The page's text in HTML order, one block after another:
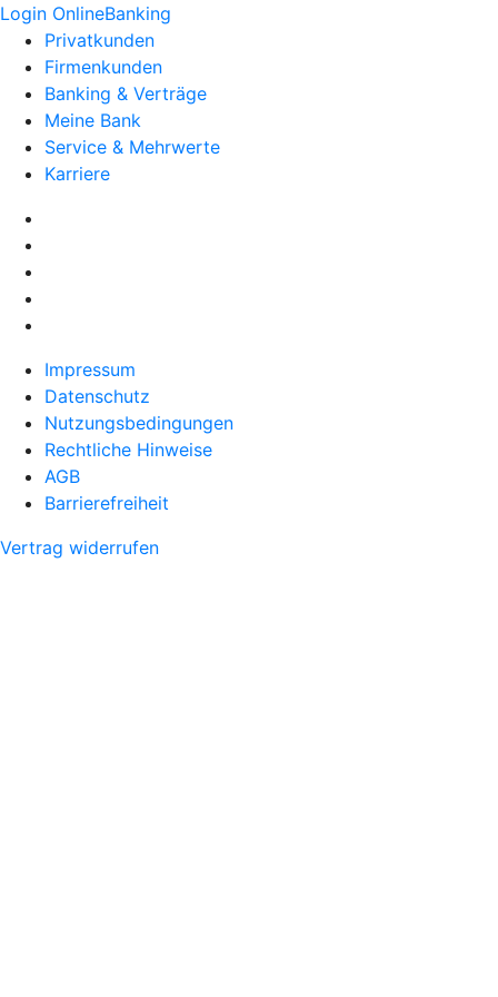
Login OnlineBanking
Privatkunden
Firmenkunden
Banking & Verträge
Meine Bank
Service & Mehrwerte
Karriere
Impressum
Datenschutz
Nutzungsbedingungen
Rechtliche Hinweise
AGB
Barrierefreiheit
Vertrag widerrufen